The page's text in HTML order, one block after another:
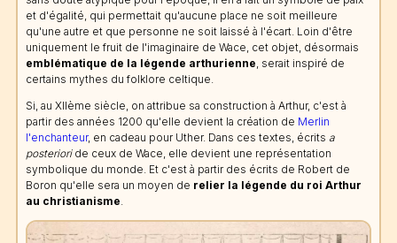
et d'égalité, qui permettait qu'aucune place ne soit meilleure
qu'une autre et que personne ne soit laissé à l'écart. Loin d'être
uniquement le fruit de l'imaginaire de Wace, cet objet, désormais
emblématique de la légende arthurienne, serait inspiré de
certains mythes du folklore celtique.
Si, au XIIème siècle, on attribue sa construction à Arthur, c'est à
partir des années 1200 qu'elle devient la création de Merlin
l'enchanteur, en cadeau pour Uther. Dans ces textes, écrits a
posterioride ceux de Wace, elle devient une représentation
symbolique du monde. Et c'est à partir des écrits de Robert de
Boron qu'elle sera un moyen de relier la légende du roi Arthur
au christianisme.